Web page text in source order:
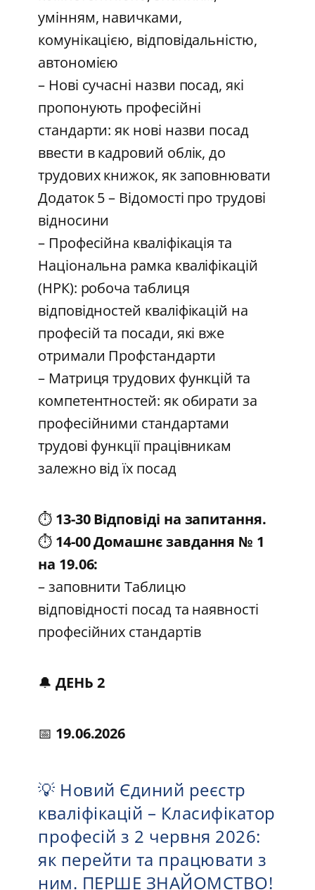
умінням, навичками,
комунікацією, відповідальністю,
автономією
– Нові сучасні назви посад, які
пропонують професійні
стандарти: як нові назви посад
ввести в кадровий облік, до
трудових книжок, як заповнювати
Додаток 5 – Відомості про трудові
відносини
– Професійна кваліфікація та
Національна рамка кваліфікацій
(НРК): робоча таблиця
відповідностей кваліфікацій на
професій та посади, які вже
отримали Профстандарти
– Матриця трудових функцій та
компетентностей: як обирати за
професійними стандартами
трудові функції працівникам
залежно від їх посад
⏱️ 13-30 Відповіді на запитання.
⏱️ 14-00 Домашнє завдання № 1
на 19.06:
– заповнити Таблицю
відповідності посад та наявності
професійних стандартів
🔔 ДЕНЬ 2
📅 19.06.2026
💡 Новий Єдиний реєстр
кваліфікацій – Класифікатор
професій з 2 червня 2026:
як перейти та працювати з
ним. ПЕРШЕ ЗНАЙОМСТВО!